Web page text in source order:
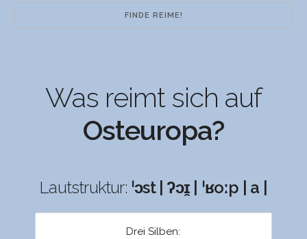
Was reimt sich auf
Osteuropa?
Lautstruktur: ˈɔst | ʔɔɪ̯ | ˈʁoːp | a |
Drei Silben: